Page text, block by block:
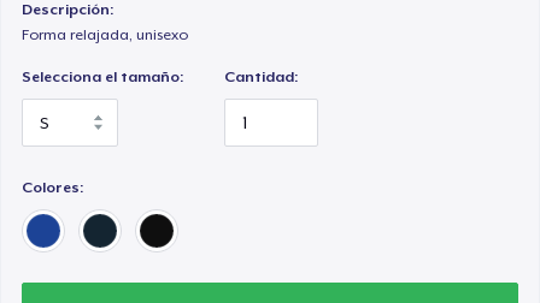
Descripción:
Forma relajada, unisexo
Selecciona el tamaño: Cantidad:
Colores: